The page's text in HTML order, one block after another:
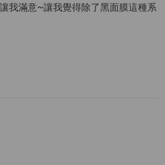
我滿意~讓我覺得除了黑面膜這種系